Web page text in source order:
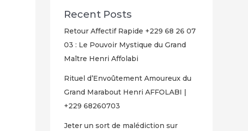
Recent Posts
Retour Affectif Rapide +229 68 26 07
03 : Le Pouvoir Mystique du Grand
Maître Henri Affolabi
Rituel d’Envoûtement Amoureux du
Grand Marabout Henri AFFOLABI |
+229 68260703
Jeter un sort de malédiction sur